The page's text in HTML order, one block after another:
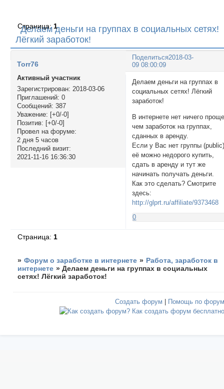
Делаем деньги на группах в социальных сетях!
Лёгкий заработок!
Страница:1
Поделиться2018-03-
09 08:00:09
Torr76
Активный участник
Зарегистрирован: 2018-03-06
Приглашений: 0
Сообщений: 387
Уважение: [+0/-0]
Позитив: [+0/-0]
Провел на форуме:
2 дня 5 часов
Последний визит:
2021-11-16 16:36:30
Делаем деньги на группах в
социальных сетях! Лёгкий
заработок!
В интернете нет ничего
чем заработок на группах,
сданных в аренду.
Если у Вас нет группы
её можно недорого купить,
сдать в аренду и тут же
начинать получать деньги.
Как это сделать? Смотрите
здесь:
http://glprt.ru/affiliate/9373468
0
Страница: 1
» Форум о заработке в интернете » Работа, заработок в
интернете »Делаем деньги на группах в социальных
сетях! Лёгкий заработок!
Создать форум Помощь по